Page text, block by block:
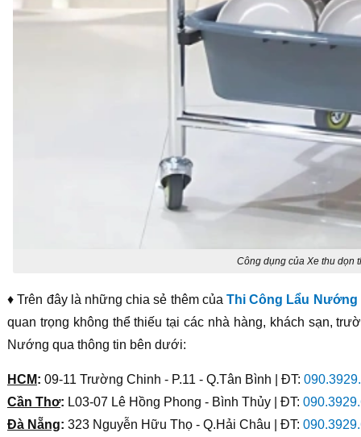
Công dụng của Xe thu dọn
♦ Trên đây là những chia sẻ thêm củaThi Công Lẩu Nướng
quan trọng không thể thiếu tại các nhà hàng, khách sạn,
Nướng qua thông tin bên dưới:
HCM: 09-11 Trường Chinh - P.11 - Q.Tân Bình | ĐT:
Cần Thơ: L03-07 Lê Hồng Phong - Bình Thủy | ĐT:
Đà Nẵng: 323 Nguyễn Hữu Thọ - Q.Hải Châu | ĐT: